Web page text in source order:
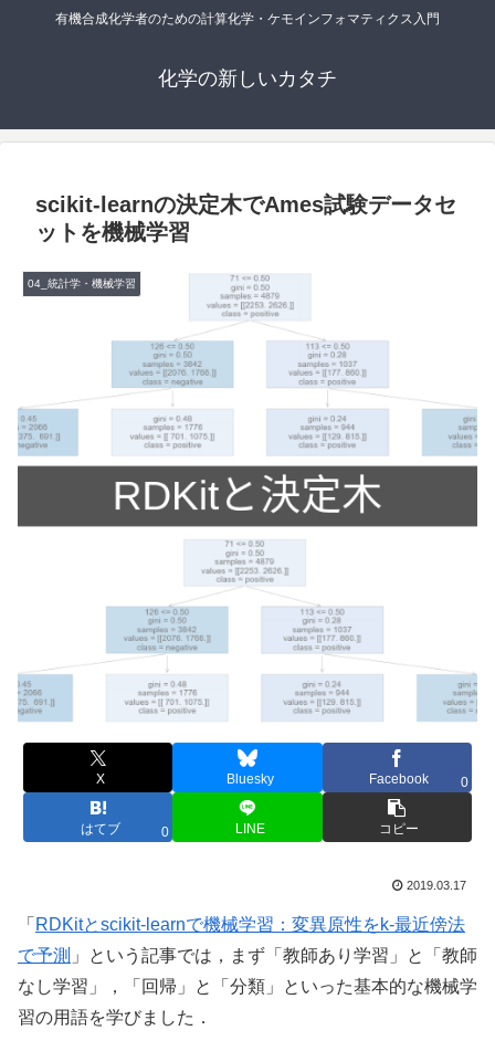
有機合成化学者のための計算化学・ケモインフォマティクス入門
化学の新しいカタチ
scikit-learnの決定木でAmes試験データセ
ットを機械学習
04_統計学・機械学習
X Bluesky Facebook 0
はてブ 0 LINE コピー
2019.03.17
「 RDKitとscikit-learnで機械学習：変異原性をk-最近傍法
で予測 」という記事では，まず「教師あり学習」と「教師
なし学習」，「回帰」と「分類」といった基本的な機械学
習の用語を学びました．